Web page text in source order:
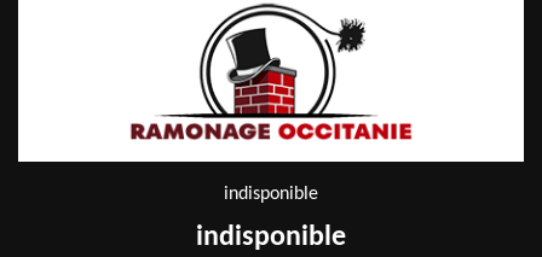
indisponible
indisponible